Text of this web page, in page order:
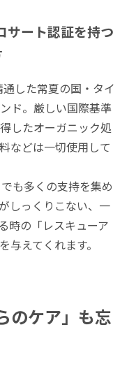
サート認証を持つ
した常夏の国・タイ
ド。厳しい国際基準
したオーガニック処
などは一切使用して
も多くの支持を集め
しっくりこない、一
時の「レスキューア
与えてくれます。
のケア」も忘